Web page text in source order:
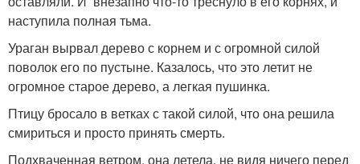
наступила полная тьма.
Ураган вырвал дерево с корнем и с огромной силой
поволок его по пустыне. Казалось, что это летит не
огромное старое дерево, а легкая пушинка.
Птицу бросало в ветках с такой силой, что она решила
смириться и просто принять смерть.
Подхваченная ветром, она летела, не видя ничего перед